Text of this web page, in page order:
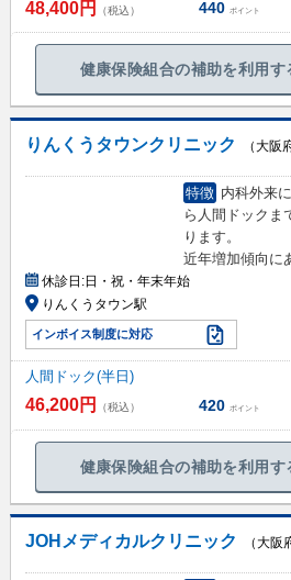
48,400円 （税込） 440 ポイント
健康保険組合の補助を利用す
りんくうタウンクリニック
（大阪
特徴 内科外来
ら人間ドックま
ります。
近年増加傾向に
休診日:日・祝・年末年始
りんくうタウン駅
インボイス制度に対応
人間ドック(半日)
46,200円 （税込） 420 ポイント
健康保険組合の補助を利用す
JOHメディカルクリニック
（大阪